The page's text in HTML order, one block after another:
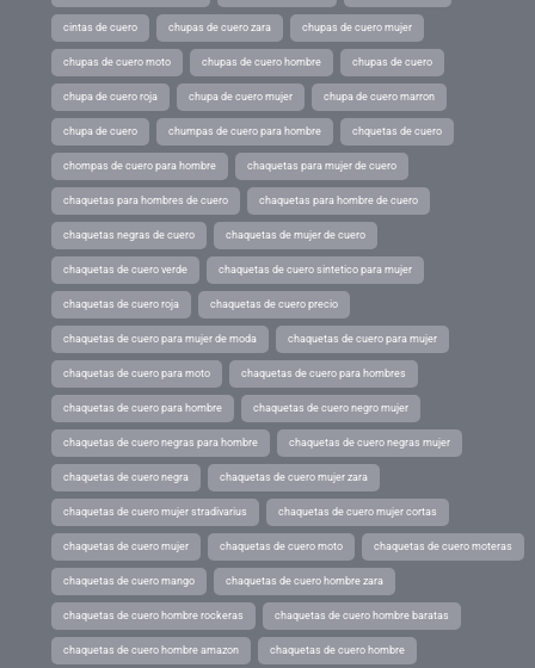
cintas de cuero chupas de cuero zara chupas de cuero mujer
chupas de cuero moto chupas de cuero hombre chupas de cuero
chupa de cuero roja chupa de cuero mujer chupa de cuero marron
chupa de cuero chumpas de cuero para hombre chquetas de cuero
chompas de cuero para hombre chaquetas para mujer de cuero
chaquetas para hombres de cuero chaquetas para hombre de cuero
chaquetas negras de cuero chaquetas de mujer de cuero
chaquetas de cuero verde chaquetas de cuero sintetico para mujer
chaquetas de cuero roja chaquetas de cuero precio
chaquetas de cuero para mujer de moda chaquetas de cuero para mujer
chaquetas de cuero para moto chaquetas de cuero para hombres
chaquetas de cuero para hombre chaquetas de cuero negro mujer
chaquetas de cuero negras para hombre chaquetas de cuero negras mujer
chaquetas de cuero negra chaquetas de cuero mujer zara
chaquetas de cuero mujer stradivarius chaquetas de cuero mujer cortas
chaquetas de cuero mujer chaquetas de cuero moto chaquetas de cuero moteras
chaquetas de cuero mango chaquetas de cuero hombre zara
chaquetas de cuero hombre rockeras chaquetas de cuero hombre baratas
chaquetas de cuero hombre amazon chaquetas de cuero hombre